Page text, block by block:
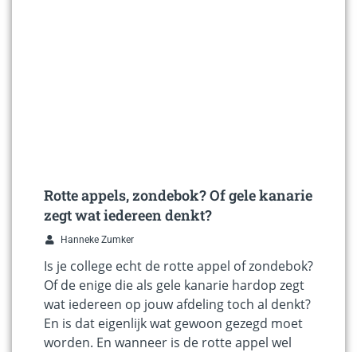
Rotte appels, zondebok? Of gele kanarie
zegt wat iedereen denkt?
Hanneke Zumker
Is je college echt de rotte appel of zondebok?
Of de enige die als gele kanarie hardop zegt
wat iedereen op jouw afdeling toch al denkt?
En is dat eigenlijk wat gewoon gezegd moet
worden. En wanneer is de rotte appel wel